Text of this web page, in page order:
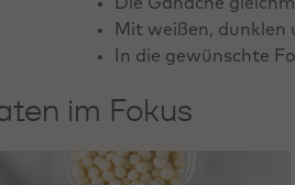
Mit weißen, dunklen
In die gewünschte
im Fokus